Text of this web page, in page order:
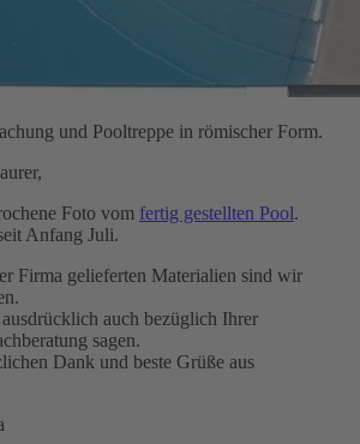
und Pooltreppe in römischer Form.
Foto vom fertig gestellten Pool.
Anfang Juli.
Firma gelieferten Materialien sind wir
auch bezüglich Ihrer
sagen.
Dank und beste Grüße aus